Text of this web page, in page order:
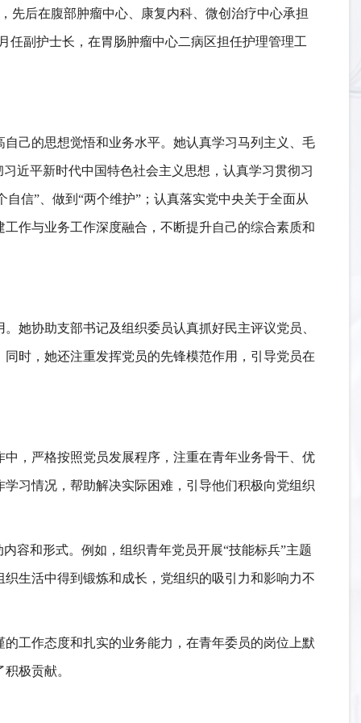
先后在腹部肿瘤中心、康复内科、微创治疗中心承担
任副护士长，在胃肠肿瘤中心二病区担任护理管理工
己的思想觉悟和业务水平。她认真学习马列主义、毛
近平新时代中国特色社会主义思想，认真学习贯彻习
信”、做到“两个维护”；认真落实党中央关于全面从
作与业务工作深度融合，不断提升自己的综合素质和
她协助支部书记及组织委员认真抓好民主评议党员、
时，她还注重发挥党员的先锋模范作用，引导党员在
，严格按照党员发展程序，注重在青年业务骨干、优
习情况，帮助解决实际困难，引导他们积极向党组织
容和形式。例如，组织青年党员开展“技能标兵”主题
生活中得到锻炼和成长，党组织的吸引力和影响力不
工作态度和扎实的业务能力，在青年委员的岗位上默
极贡献。